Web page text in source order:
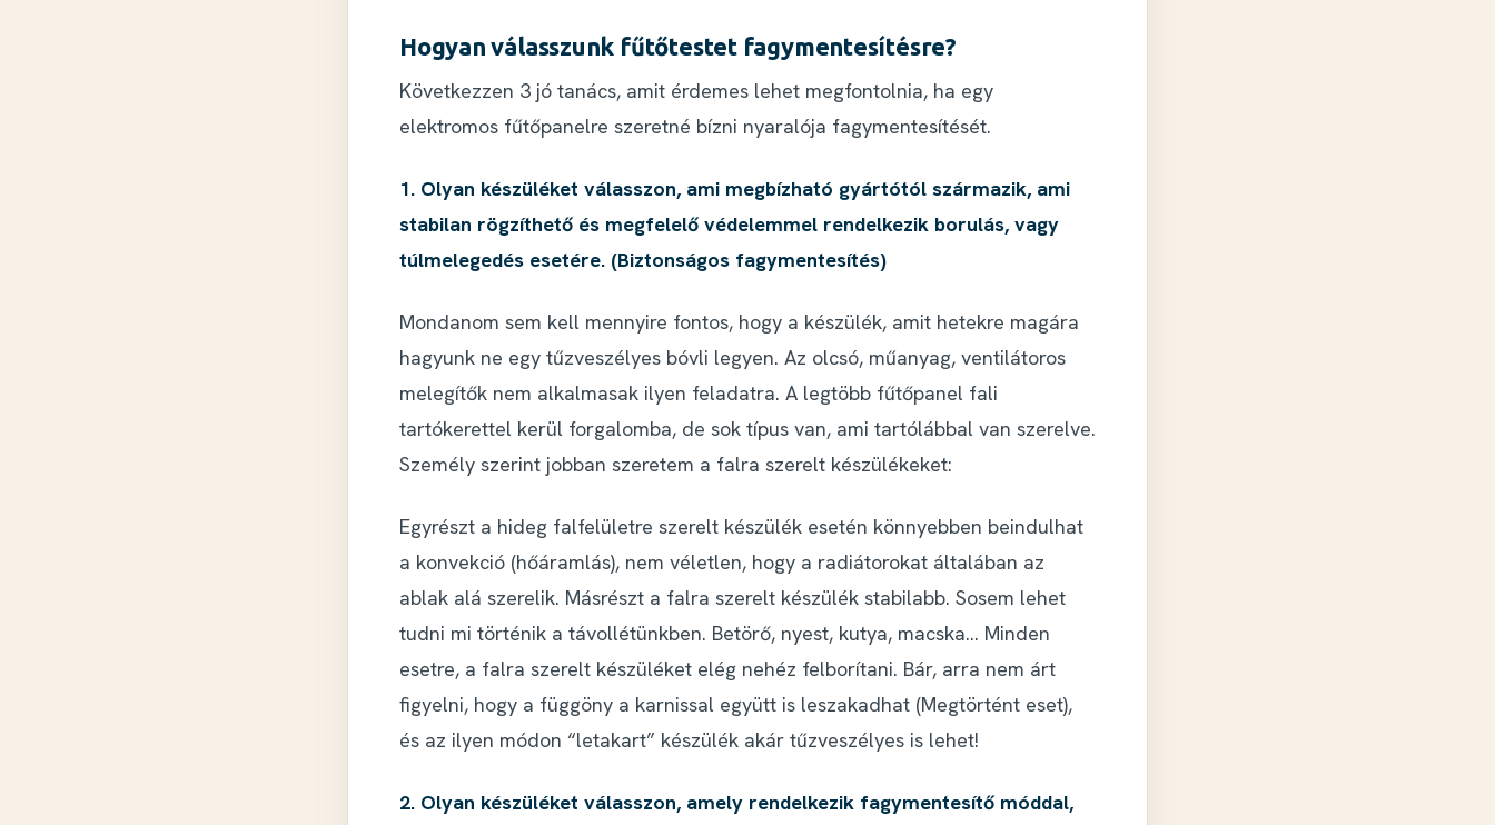
Hogyan válasszunk fűtőtestet fagymentesítésre?
Következzen 3 jó tanács, amit érdemes lehet megfontolnia, ha egy
elektromos fűtőpanelre szeretné bízni nyaralója fagymentesítését.
1. Olyan készüléket válasszon, ami megbízható gyártótól származik, ami
stabilan rögzíthető és megfelelő védelemmel rendelkezik borulás, vagy
túlmelegedés esetére. (Biztonságos fagymentesítés)
Mondanom sem kell mennyire fontos, hogy a készülék, amit hetekre magára
hagyunk ne egy tűzveszélyes bóvli legyen. Az olcsó, műanyag, ventilátoros
melegítők nem alkalmasak ilyen feladatra. A legtöbb fűtőpanel fali
tartókerettel kerül forgalomba, de sok típus van, ami tartólábbal van szerelve.
Személy szerint jobban szeretem a falra szerelt készülékeket:
Egyrészt a hideg falfelületre szerelt készülék esetén könnyebben beindulhat
a konvekció (hőáramlás), nem véletlen, hogy a radiátorokat általában az
ablak alá szerelik. Másrészt a falra szerelt készülék stabilabb. Sosem lehet
tudni mi történik a távollétünkben. Betörő, nyest, kutya, macska… Minden
esetre, a falra szerelt készüléket elég nehéz felborítani. Bár, arra nem árt
figyelni, hogy a függöny a karnissal együtt is leszakadhat (Megtörtént eset),
és az ilyen módon “letakart” készülék akár tűzveszélyes is lehet!
2. Olyan készüléket válasszon, amely rendelkezik fagymentesítő móddal,